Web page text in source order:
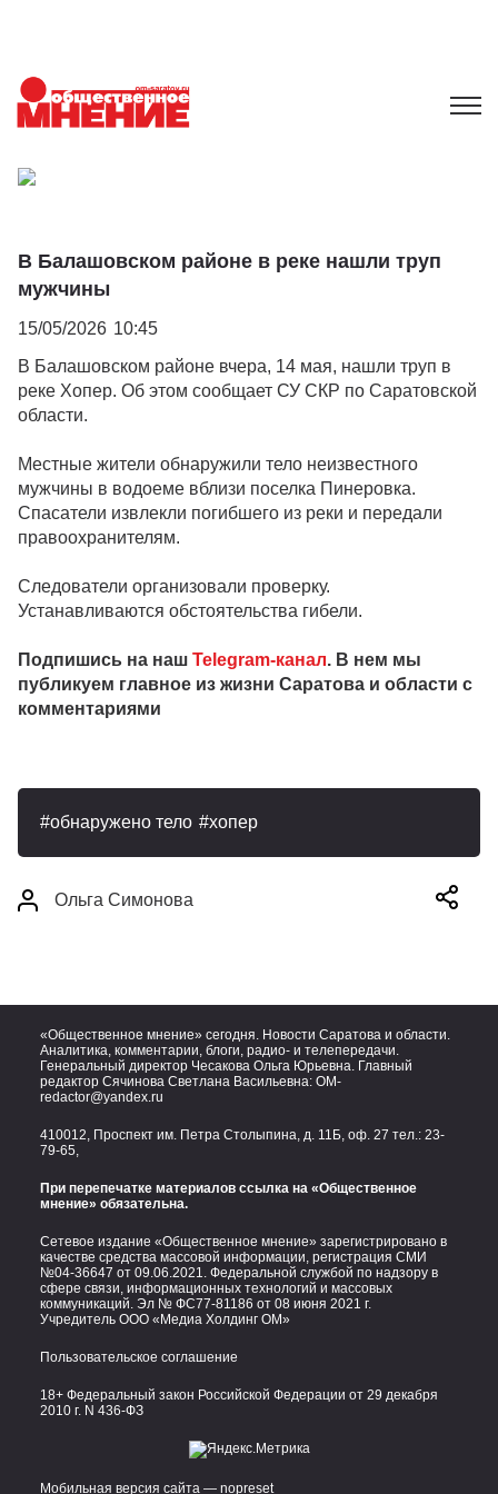
В Балашовском районе в реке нашли труп
мужчины
15/05/2026 10:45
В Балашовском районе вчера, 14 мая, нашли труп в
реке Хопер. Об этом сообщает СУ СКР по Саратовской
области.
Местные жители обнаружили тело неизвестного
мужчины в водоеме вблизи поселка Пинеровка.
Спасатели извлекли погибшего из реки и передали
правоохранителям.
Следователи организовали проверку.
Устанавливаются обстоятельства гибели.
Подпишись на наш Telegram-канал. В нем мы
публикуем главное из жизни Саратова и области с
комментариями
обнаружено тело хопер
Ольга Симонова
«Общественное мнение» сегодня. Новости Саратова и области.
Аналитика, комментарии, блоги, радио- и телепередачи.
Генеральный директор Чесакова Ольга Юрьевна. Главный
редактор Сячинова Светлана Васильевна: OM-
redactor@yandex.ru
410012, Проспект им. Петра Столыпина, д. 11Б, оф. 27 тел.: 23-
79-65,
При перепечатке материалов ссылка на «Общественное
мнение» обязательна.
Сетевое издание «Общественное мнение» зарегистрировано в
качестве средства массовой информации, регистрация СМИ
№04-36647 от 09.06.2021. Федеральной службой по надзору в
сфере связи, информационных технологий и массовых
коммуникаций. Эл № ФС77-81186 от 08 июня 2021 г.
Учредитель ООО «Медиа Холдинг ОМ»
Пользовательское соглашение
18+ Федеральный закон Российской Федерации от 29 декабря
2010 г. N 436-ФЗ
Мобильная версия сайта — nopreset